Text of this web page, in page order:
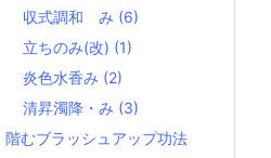
収式調和 み (6)
立ちのみ(改) (1)
炎色水香み (2)
清昇濁降・み (3)
階むブラッシュアップ功法